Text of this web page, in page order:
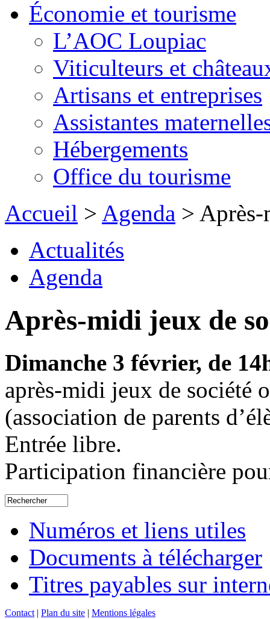
Économie et tourisme
L’AOC Loupiac
Viticulteurs et
Artisans et entreprises
Assistantes
Hébergements
Office du tourisme
Accueil > Agenda >
Actualités
Agenda
Après-midi jeux de
Dimanche 3 février, de
après-midi jeux de société
(association de parents
Entrée libre.
Participation financière
Numéros et liens utiles
Documents à télécharger
Titres payables sur
Contact | Plan du site | Mentions légales